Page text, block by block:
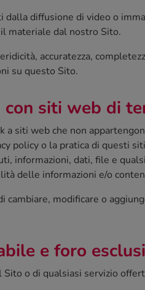
dalla diffusione di video o
materiale dal nostro Sito.
accuratezza,
su questo Sito.
siti web di
a siti web che non
policy o la pratica di questi
informazioni, dati, file e
delle informazioni e/o
cambiare, modificare o
e foro
Sito o di qualsiasi servizio